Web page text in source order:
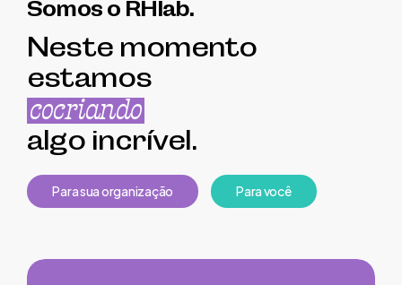
Somos o RHlab.
Neste momento
estamos
cocriando
algo incrível.
Parasuaorganização Paravocê